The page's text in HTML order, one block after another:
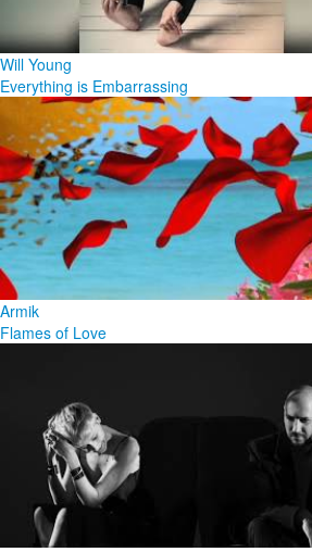
Will Young
Everything is Embarrassing
Armik
Flames of Love